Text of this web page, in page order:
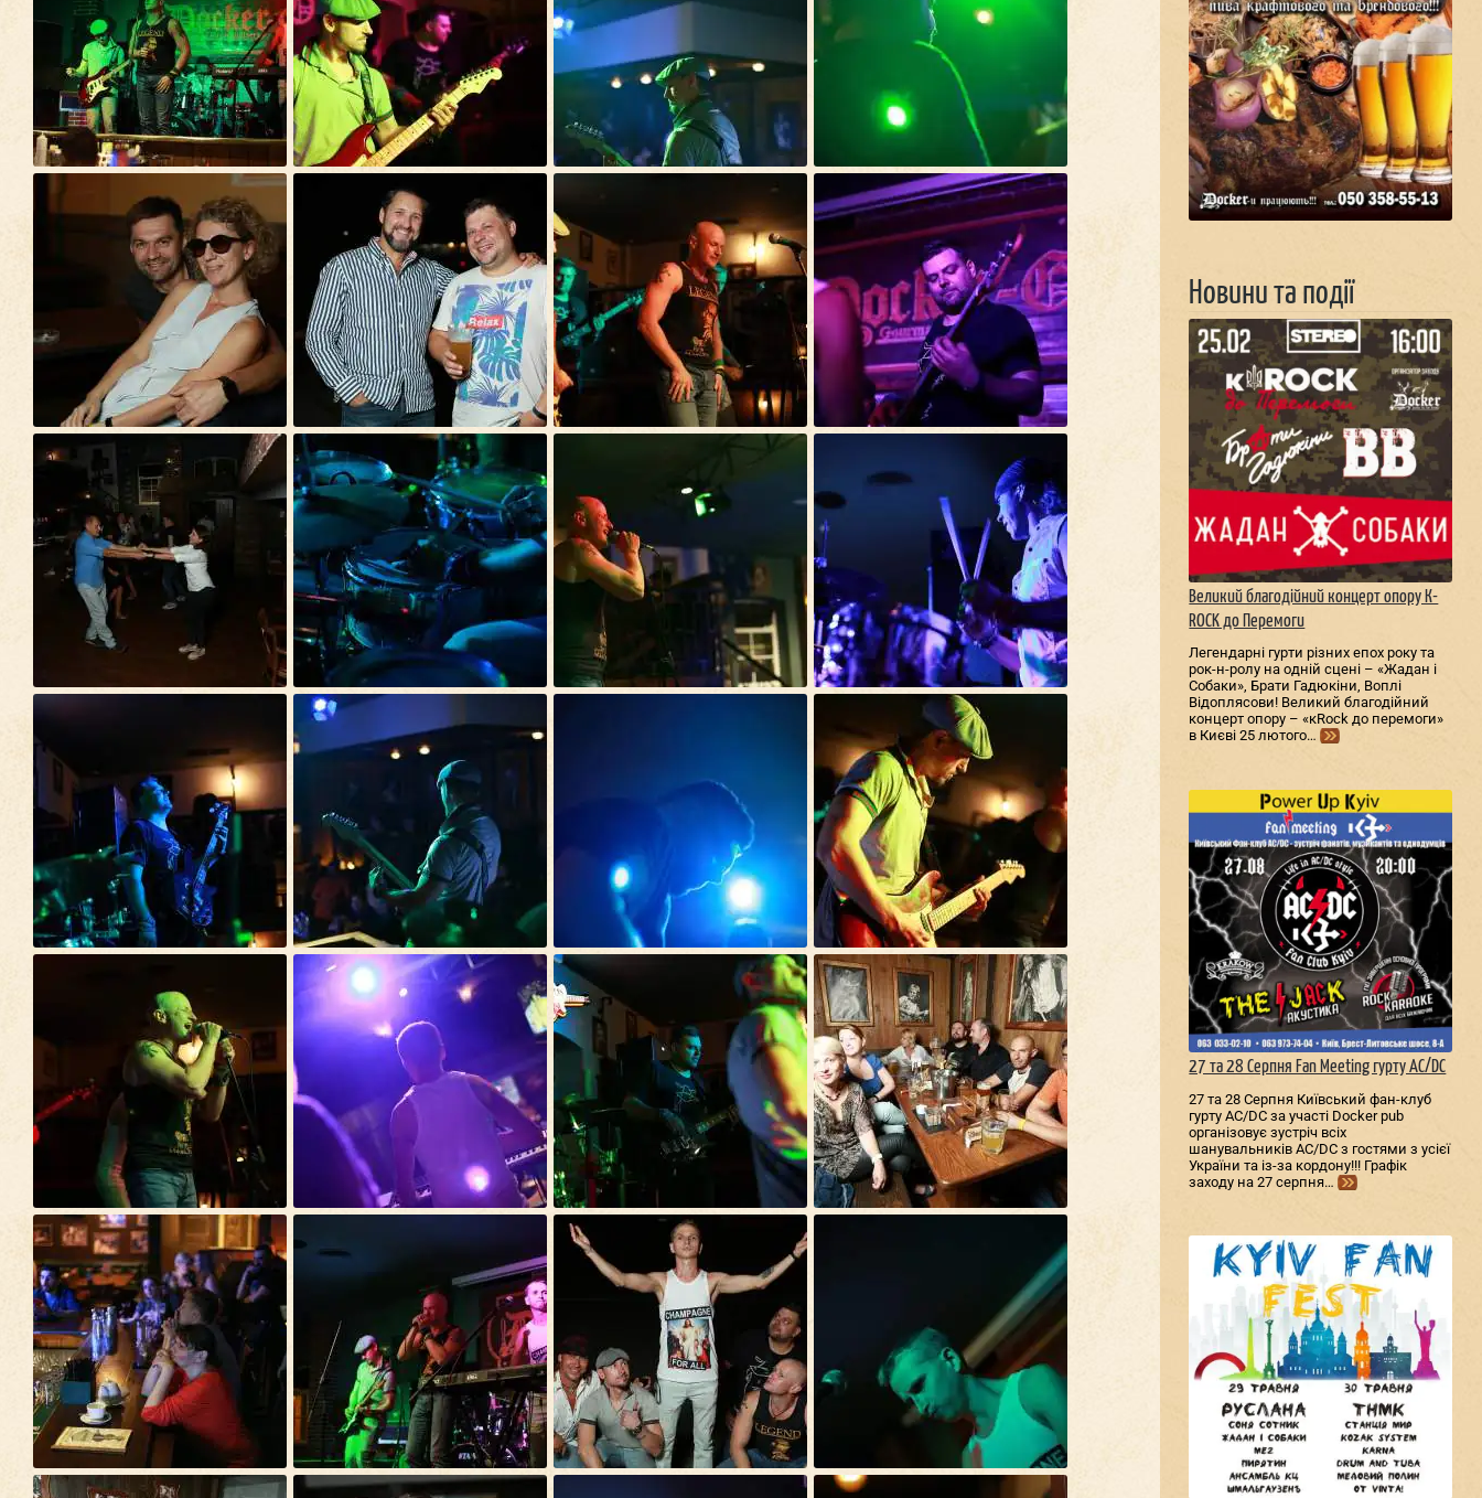
Новини та події
Великий благодійний концерт опору К-
ROCK до Перемоги
Легендарні гурти різних епох року та
рок-н-ролу на одній сцені – «Жадан і
Собаки», Брати Гадюкіни, Воплі
Відоплясови! Великий благодійний
концерт опору – «кRock до перемоги»
в Києві 25 лютого…
27 та 28 Серпня Fan Meeting гурту AC/DС
27 та 28 Серпня Київський фан-клуб
гурту AC/DС за участі Docker pub
організовує зустріч всіх
шанувальників AC/DС з гостями з усієї
України та із-за кордону!!! Графік
заходу на 27 серпня…